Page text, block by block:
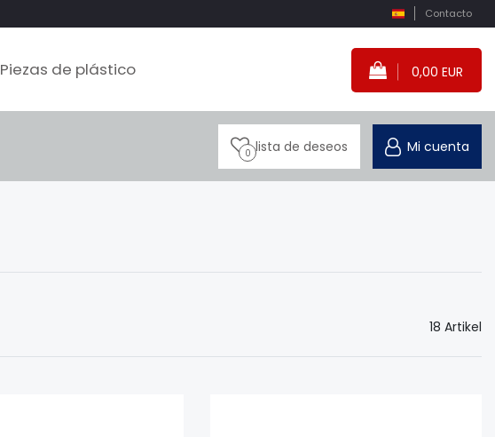
Contacto
Piezas de plástico 0,00 EUR
0 lista de deseos Mi cuenta
18 Artikel